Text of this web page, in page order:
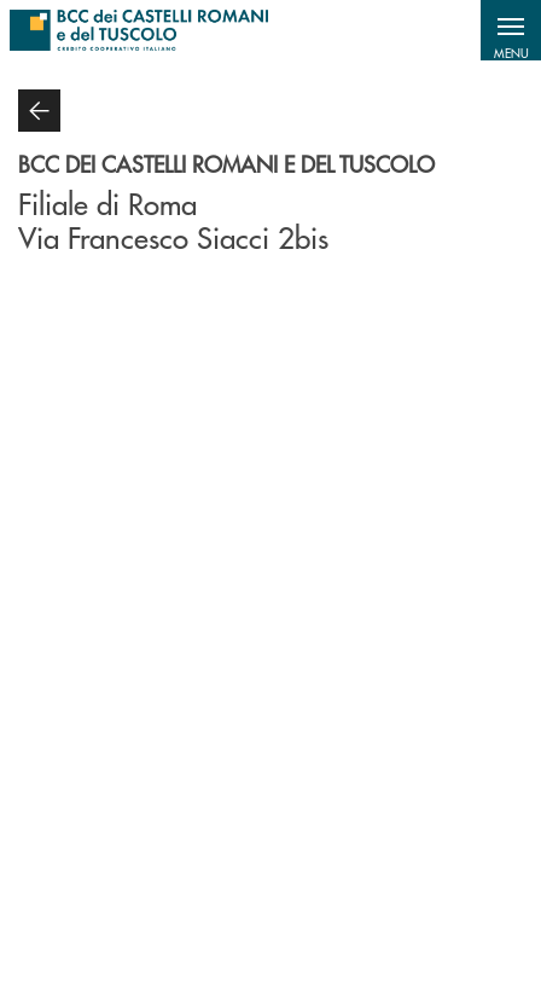
Salta al contenuto principale
MENU
BCC DEI CASTELLI ROMANI E DEL TUSCOLO
Filiale di Roma
Via Francesco Siacci 2bis